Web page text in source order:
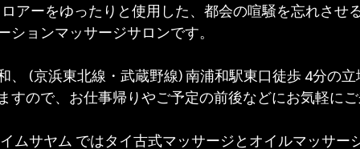
アーをゆったりと使用した、都会の喧騒を忘れさせ
ションマッサージサロンです。
、 (京浜東北線・武蔵野線) 南浦和駅東口徒歩 4分の
すので、お仕事帰りやご予定の前後などにお気軽に
ムサヤム ではタイ古式マッサージとオイルマッサー